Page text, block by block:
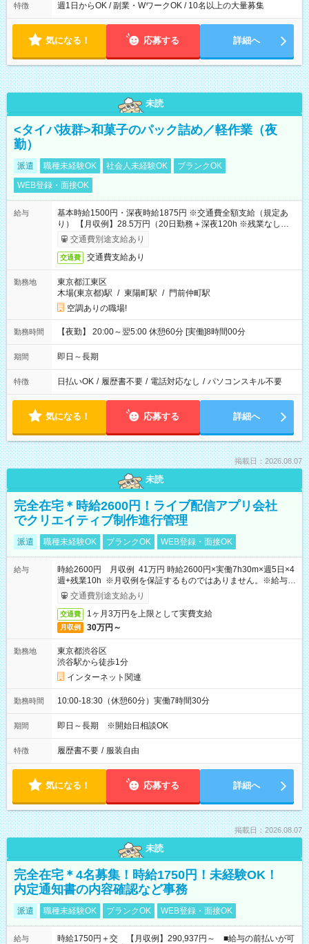
特徴 週1日からOK / 副業・WワークOK / 10名以上の大量募集
気になる！ 応募する 詳細へ
未読
<タイパ抜群>和菓子のパック詰め／軽作業（夜
勤）
派遣 職種未経験OK 社会人未経験OK
ブランクOK
WEB登録・面接OK
給与
基本時給1500円・深夜時給1875円 ※交通費全額支給（規定あ
り） 【月収例】28.5万円（20日勤務＋深夜120h ※残業なしの場
合）交通費別途支給あり
交通費 交通費支給あり
勤務地
東京都江東区
木場(東京都)駅 / 東陽町駅 / 門前仲町駅
空調ありの職場!
勤務時間 【夜勤】 20:00～翌5:00 休憩60分 [実働]8時間00分
期間 即日～長期
特徴 日払いOK / 履歴書不要 / 電話対応なし / パソコンスキル不要
気になる！ 応募する 詳細へ
掲載日：2026.08.07
未読
完全在宅＊時給2600円！ライブ配信アプリ会社
でクリエイティブ制作進行管理
派遣 職種未経験OK ブランクOK WEB登録・面接OK
給与
時給2600円 月収例 41万円 時給2600円×実働7h30m×週5日×4
週+残業10h ※月収例を保証するものではありません。※給与即
受取りサービス利用可（利用条件有）
交通費別途支給あり
交通費 1ヶ月3万円を上限として実費支給
月収例 30万円～
勤務地
東京都渋谷区
渋谷駅から徒歩1分
インターネット関連
勤務時間 10:00-18:30（休憩60分）実働7時間30分
期間 即日～長期 ※開始日相談OK
特徴 履歴書不要 / 服装自由
気になる！ 応募する 詳細へ
掲載日：2026.08.07
未読
完全在宅＊4名募集！時給1750円！未経験OK！
内定通知書の内容確認など事務
派遣 職種未経験OK ブランクOK WEB登録・面接OK
給与
時給1750円＋交 【月収例】290,937円～ ■給与の前払いが可